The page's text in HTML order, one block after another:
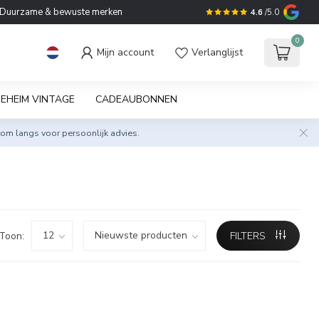
Duurzame & bewuste merken 4.6 /5.0
Mijn account Verlanglijst
0
VINTAGE CADEAUBONNEN
langs voor persoonlijk advies.
Toon: FILTERS